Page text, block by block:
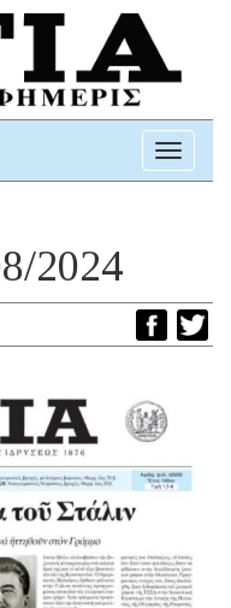
Toggle
2024